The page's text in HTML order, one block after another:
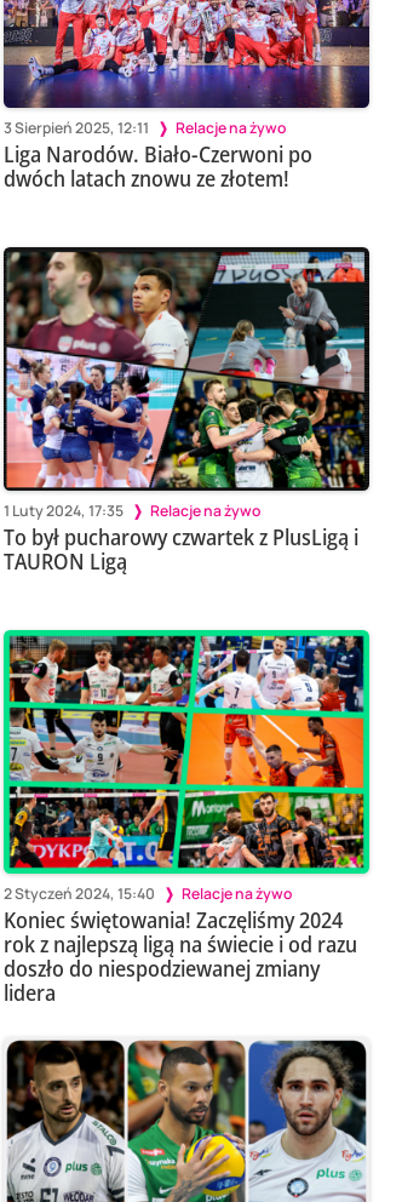
3 Sierpień 2025, 12:11 Relacje na żywo
Liga Narodów. Biało-Czerwoni po
dwóch latach znowu ze złotem!
1 Luty 2024, 17:35 Relacje na żywo
To był pucharowy czwartek z PlusLigą i
TAURON Ligą
2 Styczeń 2024, 15:40 Relacje na żywo
Koniec świętowania! Zaczęliśmy 2024
rok z najlepszą ligą na świecie i od razu
doszło do niespodziewanej zmiany
lidera